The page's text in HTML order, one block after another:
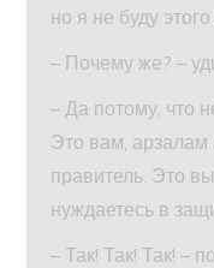
но я не буду этого
– Почему же? –
– Да потому, что
Это вам,
правитель. Это
нуждаетесь в
– Так! Так! Так! –